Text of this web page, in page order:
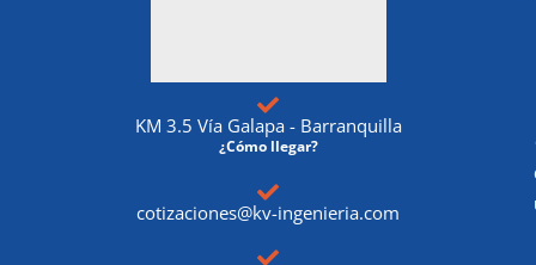
KM 3.5 Vía Galapa - Barranquilla
¿Cómo llegar?
cotizaciones@kv-ingenieria.com